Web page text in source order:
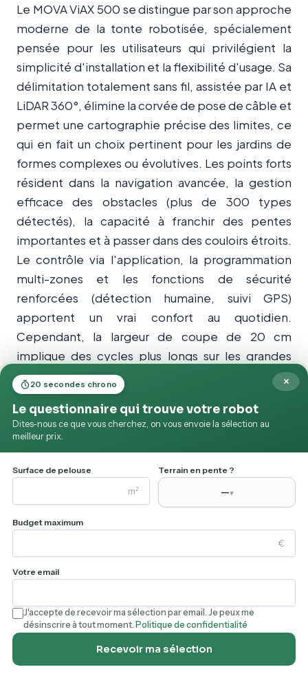
garantissent un fonctionnement sécurisé.
Le MOVA ViAX 500 se distingue par son approche
moderne de la tonte robotisée, spécialement
pensée pour les utilisateurs qui privilégient la
simplicité d'installation et la flexibilité d'usage. Sa
délimitation totalement sans fil, assistée par IA et
LiDAR 360°, élimine la corvée de pose de câble et
permet une cartographie précise des limites, ce
qui en fait un choix pertinent pour les jardins de
formes complexes ou évolutives. Les points forts
résident dans la navigation avancée, la gestion
efficace des obstacles (plus de 300 types
détectés), la capacité à franchir des pentes
importantes et à passer dans des couloirs étroits.
Le contrôle via l'application, la programmation
multi-zones et les fonctions de sécurité
renforcées (détection humaine, suivi GPS)
apportent un vrai confort au quotidien.
Cependant, la largeur de coupe de 20 cm
implique des cycles plus longs sur les grandes
surfaces, et le prix reste conséquent pour un
modèle 500 m². Par rapport aux concurrents
directs, le ViAX 500 propose un excellent
compromis entre innovation, sécurité et
praticité, bien que l'autonomie et la gestion fine
des zones puissent encore évoluer. C'est une
solution très recommandable pour ceux qui
veulent une tondeuse robot aboutie, fiable et
sans tracas d'installation, tout en restant attentif à
un investissement raisonnable pour la catégorie.
✓ RECOMMANDÉ PAR MES-ROBOTS.FR
MOVA ViAX 500
Livraison gratuite · Retours sous 30 jours
×
20 secondes chrono
Le questionnaire qui trouve votre robot
Dites-nous ce que vous cherchez, on vous envoie la sélection au
meilleur prix.
Surface de pelouse
m²
Terrain en pente ?
—▾
Budget maximum
€
Votre email
J'accepte de recevoir ma sélection par email. Je peux me
désinscrire à tout moment. Politique de confidentialité
Recevoir ma sélection